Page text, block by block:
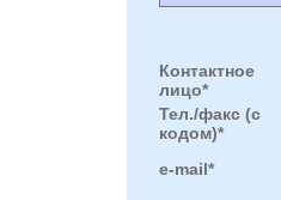
Контактное
лицо*
Тел./факс (с
кодом)*
e-mail*